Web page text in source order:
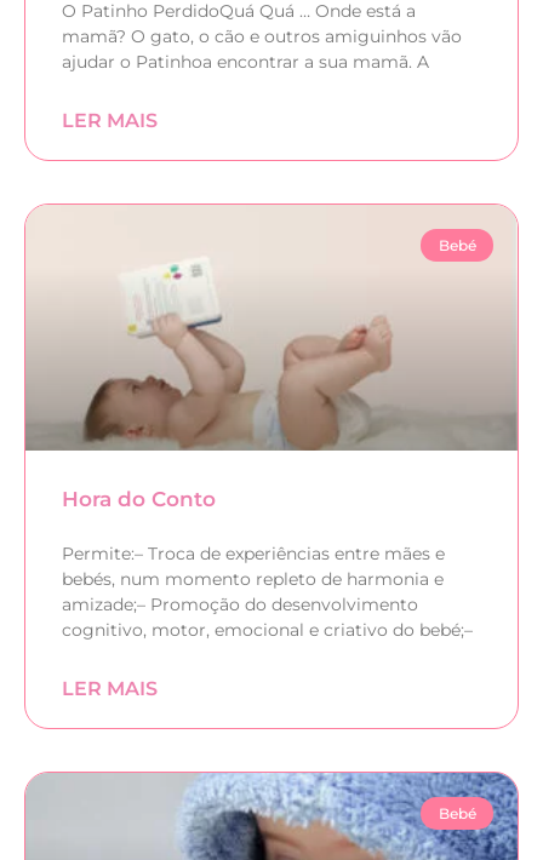
O Patinho PerdidoQuá Quá … Onde está a
mamã? O gato, o cão e outros amiguinhos vão
ajudar o Patinhoa encontrar a sua mamã. A
LER MAIS
Bebé
Hora do Conto
Permite:– Troca de experiências entre mães e
bebés, num momento repleto de harmonia e
amizade;– Promoção do desenvolvimento
cognitivo, motor, emocional e criativo do bebé;–
LER MAIS
Bebé